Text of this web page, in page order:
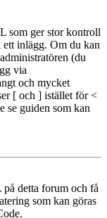
som ger stor kontroll
inlägg. Om du kan
(du
via
och mycket
[ och ] istället för <
se guiden som kan
detta forum och få
som kan göras